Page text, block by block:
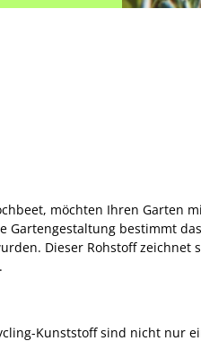
möchten Ihren Garten
Gartengestaltung bestimmt
Dieser Rohstoff
Kunststoff sind nicht nur